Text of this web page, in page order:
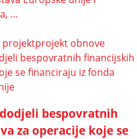
…
projektprojekt obnove
bespovratnih
za operacije koje se